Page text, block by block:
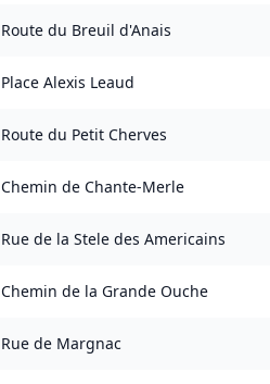
Route du Breuil d'Anais
Place Alexis Leaud
Route du Petit Cherves
Chemin de Chante-Merle
Rue de la Stele des Americains
Chemin de la Grande Ouche
Rue de Margnac